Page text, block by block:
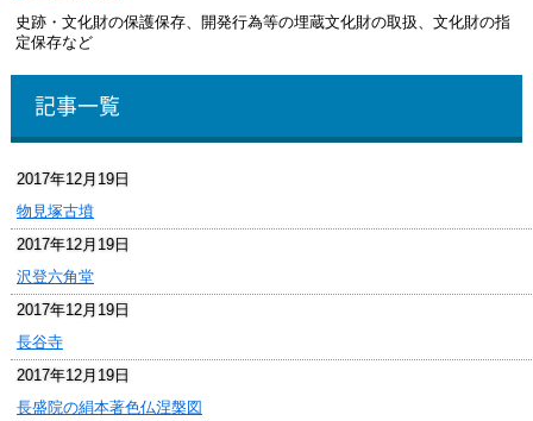
史跡・文化財の保護保存、開発行為等の埋蔵文化財の取扱、文化財の指
定保存など
記事一覧
2017年12月19日
物見塚古墳
2017年12月19日
沢登六角堂
2017年12月19日
長谷寺
2017年12月19日
長盛院の絹本著色仏涅槃図